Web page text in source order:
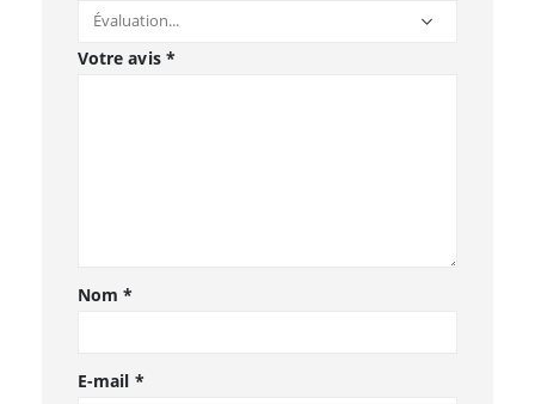
Votre avis *
Nom*
E-mail *